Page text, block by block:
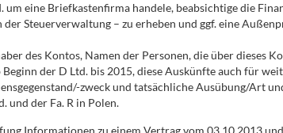
um eine Briefkastenfirma handele, beabsichtige die
Steuerverwaltung – zu erheben und ggf. eine
des Kontos, Namen der Personen, die über dieses
der D Ltd. bis 2015, diese Auskünfte auch für
zweck und tatsächliche Ausübung/Art
und der Fa. R in Polen.
Informationen zu einem Vertrag vom 03.10.2013